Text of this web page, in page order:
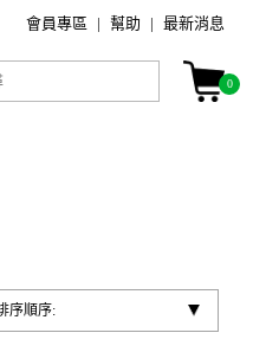
會員專區 幫助 最新消息
0
序順序: